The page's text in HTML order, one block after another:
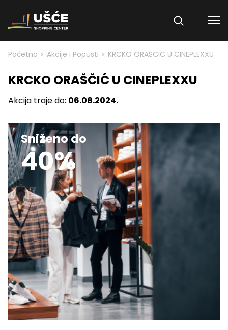
Skip to content
Početna > Akcije i Popusti > KRCKO ORAŠČIĆ U CINEPLEXXU
KRCKO ORAŠČIĆ U CINEPLEXXU
Akcija traje do: 06.08.2024.
Sniženo do
40%